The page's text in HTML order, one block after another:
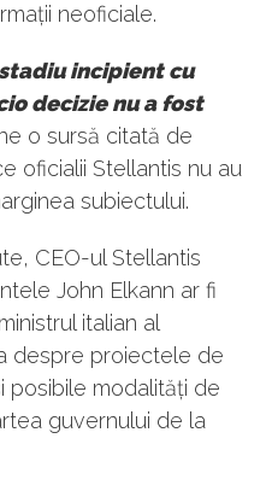
neoficiale.
incipient cu
decizie nu a fost
o sursă citată de
oficialii Stellantis nu au
subiectului.
CEO-ul Stellantis
John Elkann ar fi
italian al
despre proiectele de
posibile modalități de
guvernului de la